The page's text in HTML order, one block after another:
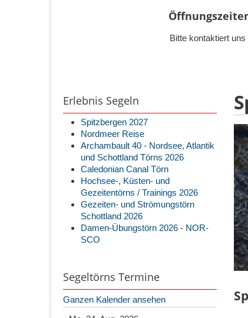
Bitte kontaktiert
Erlebnis Segeln
Spitzbergen 2027
Nordmeer Reise
Archambault 40 - Nordsee, Atlantik
und Schottland Törns 2026
Caledonian Canal Törn
Hochsee-, Küsten- und
Gezeitentörns / Trainings 2026
Gezeiten- und Strömungstörn
Schottland 2026
Damen-Übungstörn 2026 - NOR-
SCO
Segeltörns Termine
Ganzen Kalender ansehen